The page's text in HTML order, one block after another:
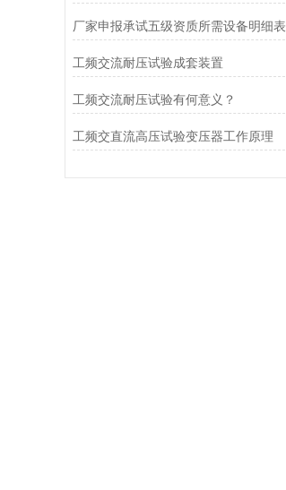
厂家申报承试五级资质所需设备明细表
工频交流耐压试验成套装置
工频交流耐压试验有何意义？
工频交直流高压试验变压器工作原理